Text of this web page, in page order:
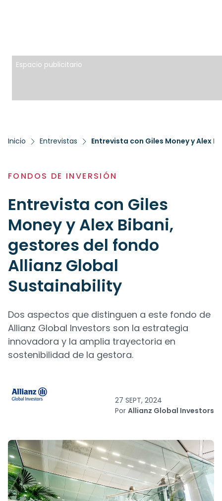
Espacio publicitario
Inicio Entrevistas Entrevista con Giles Money y Alex
FONDOS DE INVERSIÓN
Entrevista con Giles
Money y Alex Bibani,
gestores del fondo
Allianz Global
Sustainability
Dos aspectos que distinguen a este fondo de
Allianz Global Investors son la estrategia
innovadora y la amplia trayectoria en
sostenibilidad de la gestora.
27 SEPT, 2024
Por Allianz Global Investors